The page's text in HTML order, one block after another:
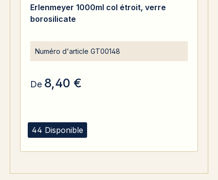
44 Disponible
Erlenmeyer 1000ml col étroit, verre
borosilicate
Numéro d'article GT00148
De 8,40 €